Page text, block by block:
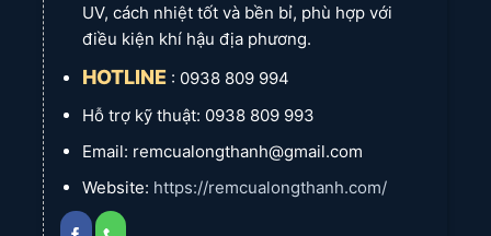
UV, cách nhiệt tốt và bền bỉ, phù hợp với
điều kiện khí hậu địa phương.
HOTLINE: 0938 809 994
Hỗ trợ kỹ thuật: 0938 809 993
Email: remcualongthanh@gmail.com
Website: https://remcualongthanh.com/